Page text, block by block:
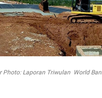
Photo: Laporan Triwulan World